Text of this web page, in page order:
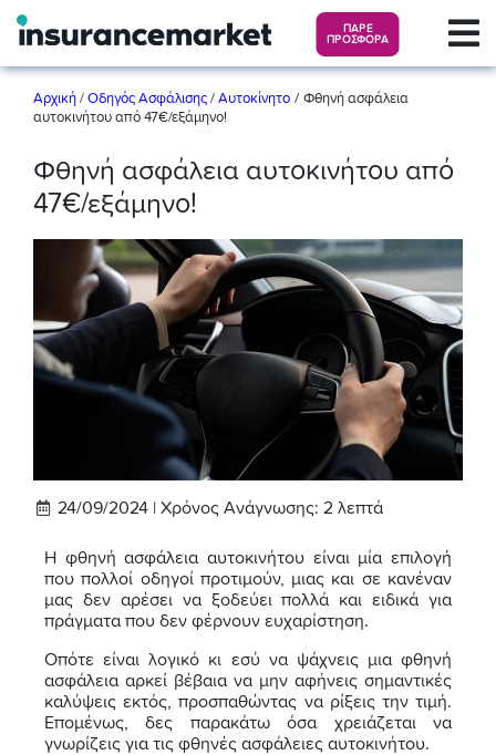
ΠΑΡΕ
ΠΡΟΣΦΟΡΑ
Αρχική / Οδηγός Ασφάλισης / Αυτοκίνητο / Φθηνή ασφάλεια
αυτοκινήτου από 47€/εξάμηνο!
Φθηνή ασφάλεια αυτοκινήτου από
47€/εξάμηνο!
24/09/2024 | Χρόνος Ανάγνωσης: 2 λεπτά
Η φθηνή ασφάλεια αυτοκινήτου είναι μία επιλογή
που πολλοί οδηγοί προτιμούν, μιας και σε κανέναν
μας δεν αρέσει να ξοδεύει πολλά και ειδικά για
πράγματα που δεν φέρνουν ευχαρίστηση.
Οπότε είναι λογικό κι εσύ να ψάχνεις μια φθηνή
ασφάλεια αρκεί βέβαια να μην αφήνεις σημαντικές
καλύψεις εκτός, προσπαθώντας να ρίξεις την τιμή.
Επομένως, δες παρακάτω όσα χρειάζεται να
γνωρίζεις για τις φθηνές ασφάλειες αυτοκινήτου.